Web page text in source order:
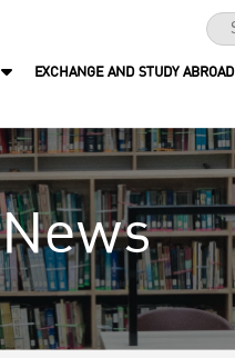
EXCHANGE AND STUDY ABROAD
News